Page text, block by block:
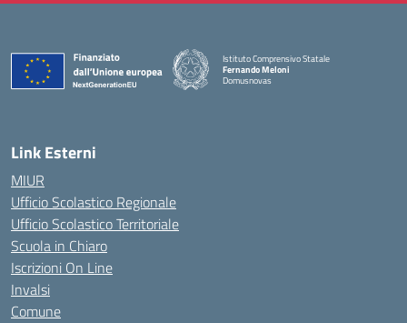
Istituto Comprensivo Statale
Fernando Meloni
Domusnovas
Link Esterni
MIUR
Ufficio Scolastico Regionale
Ufficio Scolastico Territoriale
Scuola in Chiaro
Iscrizioni On Line
Invalsi
Comune